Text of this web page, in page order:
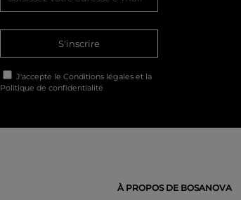
S'inscrire
J'accepte le Conditions légales et la
Politique de confidentialité
À PROPOS DE BOSANOVA